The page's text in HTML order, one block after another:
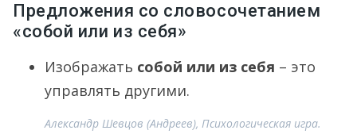
Предложения со словосочетанием
«собой или из себя»
Изображать собой или из себя – это
управлять другими.
Александр Шевцов (Андреев), Психологическая игра.